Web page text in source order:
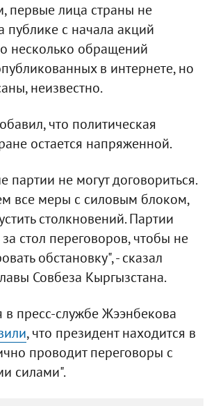
первые лица страны не
публике с начала акций
несколько обращений
в интернете, но
неизвестно.
что политическая
остается напряженной.
партии не могут договориться.
все меры с силовым блоком,
столкновений. Партии
стол переговоров, чтобы не
обстановку", - сказал
Совбеза Кыргызстана.
пресс-службе Жээнбекова
, что президент находится в
проводит переговоры с
силами".